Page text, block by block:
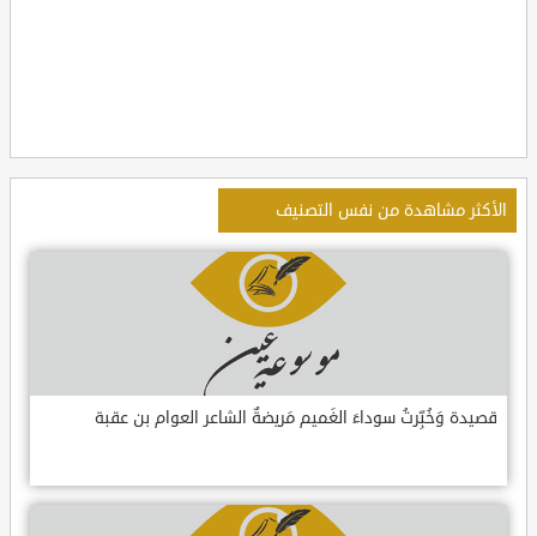
الأكثر مشاهدة من نفس التصنيف
قصيدة وَخُبِّرتُ سوداءَ الغَميم مَريضةٌ الشاعر العوام بن عقبة